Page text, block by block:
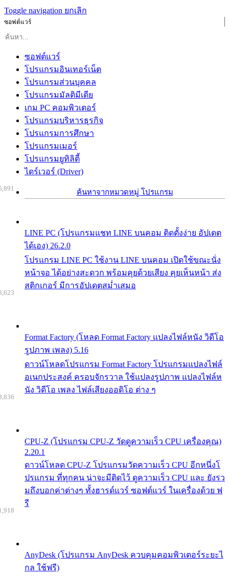
Toggle navigation ยกเลิก
ซอฟต์แวร์
ซอฟต์แวร์
โปรแกรมอินเทอร์เน็ต
โปรแกรมส่วนบุคคล
โปรแกรมมัลติมีเดีย
เกม PC คอมพิวเตอร์
โปรแกรมบริหารธุรกิจ
โปรแกรมการศึกษา
โปรแกรมเมอร์
โปรแกรมยูทิลิตี้
ไดร์เวอร์ (Driver)
ค้นหาจากหมวดหมู่ โปรแกรม
LINE PC (โปรแกรมแชท LINE บนคอม ติดตั้งง่าย อัปเดต
ได้เอง) 26.2.0
โปรแกรม LINE PC ใช้งาน LINE บนคอม เปิดใช้ขณะนั่ง
หน้าจอ ได้อย่างสะดวก พร้อมคุยด้วยเสียง คุยเห็นหน้า ส่ง
สติกเกอร์ มีการอัปเดตสม่ำเสมอ
Format Factory (โหลด Format Factory แปลงไฟล์หนัง วิดีโอ
รูปภาพ เพลง) 5.16
ดาวน์โหลดโปรแกรม Format Factory โปรแกรมแปลงไฟล์
อเนกประสงค์ ครอบจักรวาล ใช้แปลงรูปภาพ แปลงไฟล์ห
นัง วิดีโอ เพลง ไฟล์เสียงออดิโอ ต่าง ๆ
CPU-Z (โปรแกรม CPU-Z วัดดูความเร็ว CPU เครื่องคุณ)
2.20.1
ดาวน์โหลด CPU-Z โปรแกรมวัดความเร็ว CPU อีกหนึ่งโ
ปรแกรม ที่ทุกคน น่าจะมีติดไว้ ดูความเร็ว CPU และ ยังรว
มถึงบอกค่าต่างๆ ทั้งฮารด์แวร์ ซอฟต์แวร์ ในเครื่องด้วย ฟ
รี
AnyDesk (โปรแกรม AnyDesk ควบคุมคอมพิวเตอร์ระยะไ
กล ใช้ฟรี)